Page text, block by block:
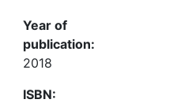
Year of
publication:
2018
ISBN: